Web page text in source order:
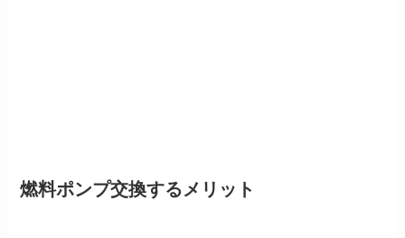
燃料ポンプ交換するメリット